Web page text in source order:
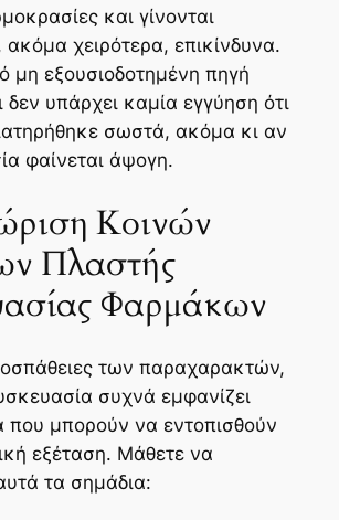
και γίνονται
χειρότερα, επικίνδυνα.
μη εξουσιοδοτημένη πηγή
δεν υπάρχει καμία εγγύηση ότι
σωστά, ακόμα κι αν
φαίνεται άψογη.
Κοινών
Πλαστής
Φαρμάκων
των παραχαρακτών,
συχνά εμφανίζει
που μπορούν να εντοπισθούν
εξέταση. Μάθετε να
τα σημάδια: